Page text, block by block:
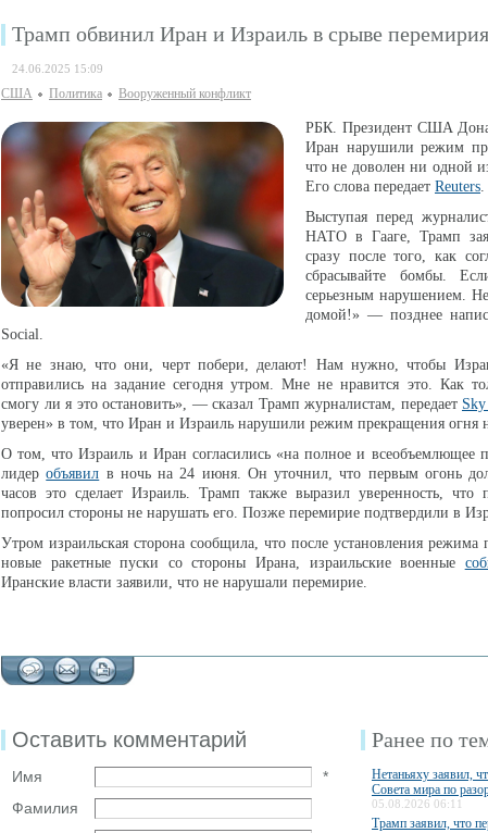
Трамп обвинил Иран и Израиль в срыве перемирия
24.06.2025 15:09
США Политика Вооруженный конфликт
РБК. Президент США
Иран нарушили режим
что не доволен ни одной
Его слова передает Reuters.
Выступая перед
НАТО в Гааге, Трамп
сразу после того, как
сбрасывайте бомбы.
серьезным нарушением.
домой!» — позднее
Social.
«Я не знаю, что они, черт побери, делают! Нам нужно, чтобы
отправились на задание сегодня утром. Мне не нравится это. Как
смогу ли я это остановить», — сказал Трамп журналистам, передает
уверен» в том, что Иран и Израиль нарушили режим прекращения огня
О том, что Израиль и Иран согласились «на полное и всеобъемлющее
лидеробъявил в ночь на 24 июня. Он уточнил, что первым огонь
часов это сделает Израиль. Трамп также выразил уверенность, что
попросил стороны не нарушать его. Позже перемирие подтвердили в
Утром израильская сторона сообщила, что после установления
новые ракетные пуски со стороны Ирана, израильские военные
Иранские власти заявили, что не нарушали перемирие.
Оставить комментарий
Имя
*
Фамилия
Ранее по
Нетаньяху заявил,
Совета мира по
05.08.2026 06:11
Трамп заявил, что